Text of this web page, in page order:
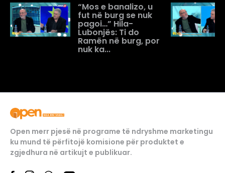
“Mos e banalizo, u
fut në burg se nuk
pagoi…” Hila-
Lubonjës: Ti do
Ramën në burg, por
nuk ka...
Open merr pjesë në programe të ndryshme marketingu
ku mund të përfitojë komisione për produktet e
zgjedhura në artikujt e publikuar.